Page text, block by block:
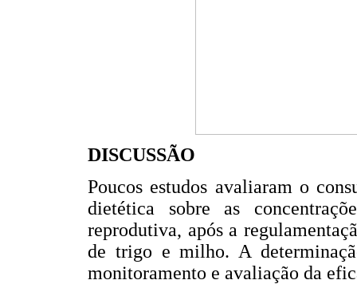
DISCUSSÃO
Poucos estudos avaliaram o
dietética sobre as
reprodutiva, após a
de trigo e milho. A
monitoramento e avaliação da